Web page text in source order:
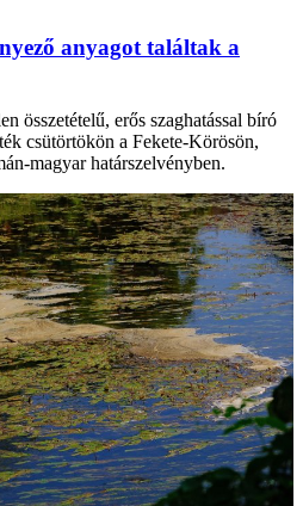
anyagot találtak a
összetételű, erős szaghatással bíró
csütörtökön a Fekete-Körösön,
magyar határszelvényben.